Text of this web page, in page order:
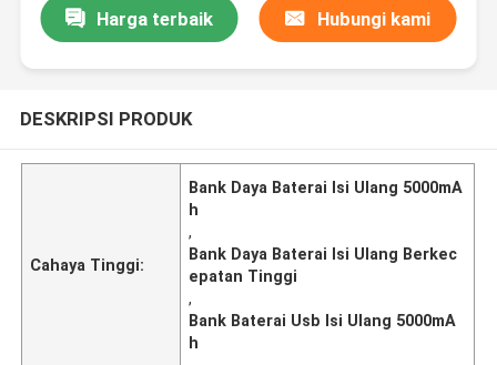
Harga terbaik Hubungi kami
DESKRIPSI PRODUK
Cahaya Tinggi:
Bank Daya Baterai Isi Ulang 5000mA
h
,
Bank Daya Baterai Isi Ulang Berkec
epatan Tinggi
,
Bank Baterai Usb Isi Ulang 5000mA
h